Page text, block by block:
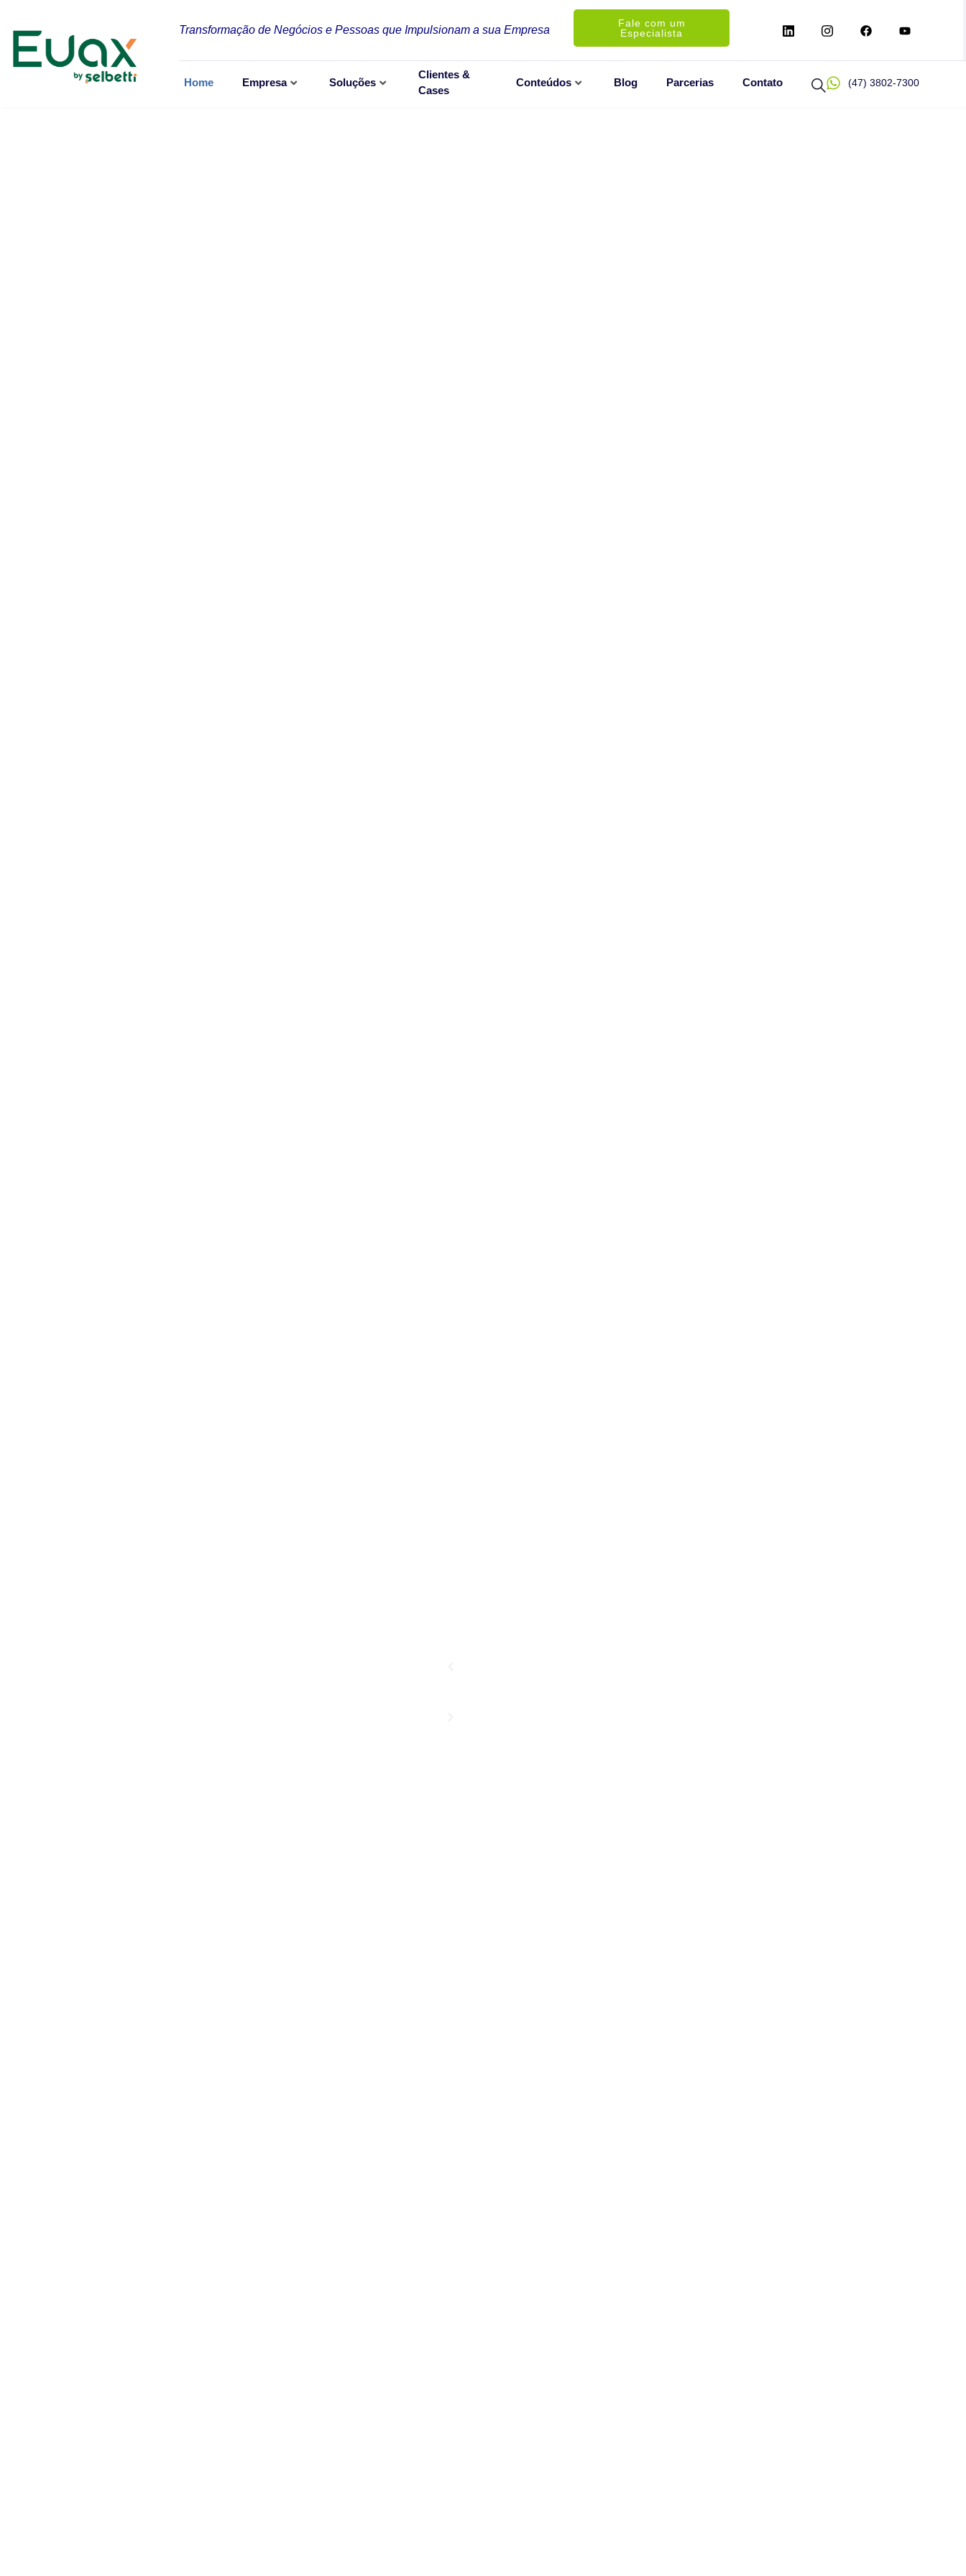
Transformação de Negócios e Pessoas que Impulsionam a sua Empresa
Fale com um
Especialista
Home Empresa Soluções
Clientes &
Cases
Conteúdos Blog Parcerias Contato (47) 3802-7300